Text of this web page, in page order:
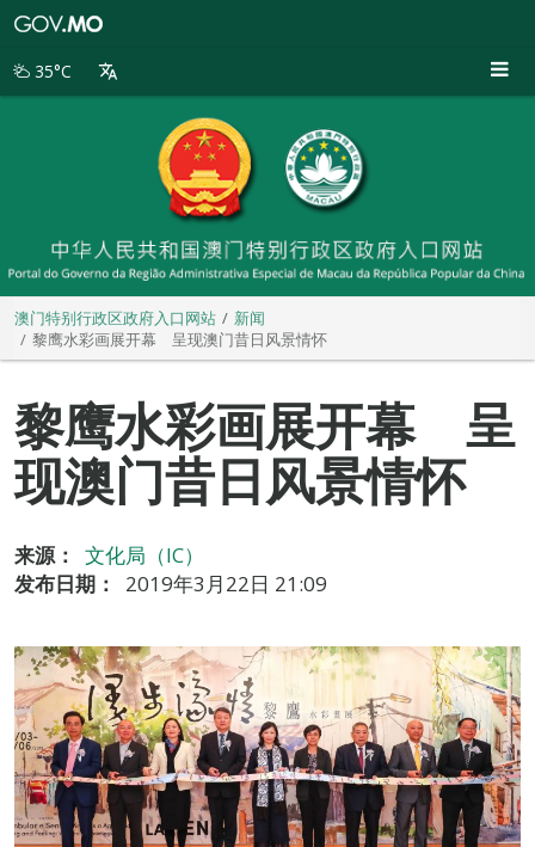
别
35°C
澳门特别行政区政府入口网站
新闻
黎鹰水彩画展开幕 呈现澳门昔日风景情怀
黎鹰水彩画展开幕 呈
现澳门昔日风景情怀
来源：
文化局（IC）
发布日期：
2019年3月22日 21:09